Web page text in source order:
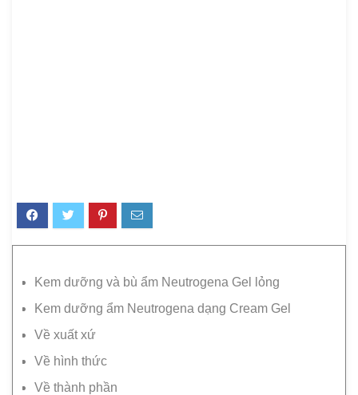
Kem dưỡng và bù ẩm Neutrogena Gel lỏng
Kem dưỡng ẩm Neutrogena dạng Cream Gel
Về xuất xứ
Về hình thức
Về thành phần